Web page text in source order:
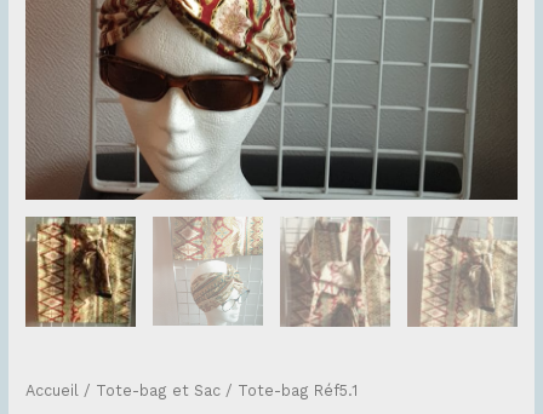
Accueil / Tote-bag et Sac / Tote-bag Réf5.1